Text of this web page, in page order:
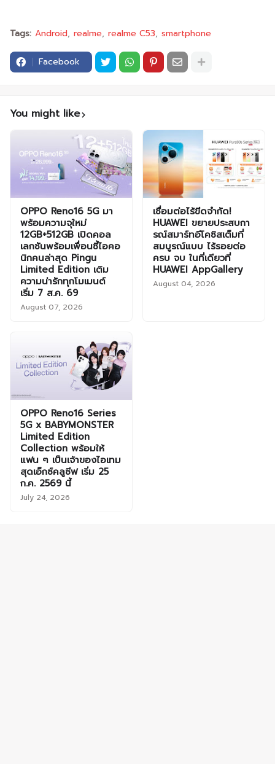
Tags: Android realme realme C53 smartphone
Facebook
You might like
OPPO Reno16 5G มา
พร้อมความจุใหม่
12GB+512GB เปิดคอล
เลกชันพร้อมเพื่อนซี้ไอคอ
นิกคนล่าสุด Pingu
Limited Edition เติม
ความน่ารักทุกโมเมนต์
เริ่ม 7 ส.ค. 69
August 07, 2026
เชื่อมต่อไร้ขีดจำกัด!
HUAWEI ขยายประสบกา
รณ์สมาร์ทอีโคซิสเต็มที่
สมบูรณ์แบบ ไร้รอยต่อ
ครบ จบ ในที่เดียวที่
HUAWEI AppGallery
August 04, 2026
OPPO Reno16 Series
5G x BABYMONSTER
Limited Edition
Collection พร้อมให้
แฟน ๆ เป็นเจ้าของไอเทม
สุดเอ็กซ์คลูซีฟ เริ่ม 25
ก.ค. 2569 นี้
July 24, 2026